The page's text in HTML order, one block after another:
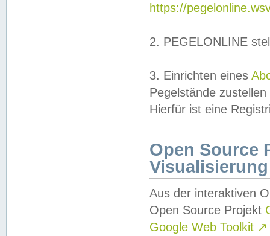
https://
2. PEGELONLINE
3. Einrichten eines
Pegelstände
Hierfür ist eine
Open Source
Visualisierung
Aus der interaktiven
Open Source Projekt
Google Web Toolkit ↗